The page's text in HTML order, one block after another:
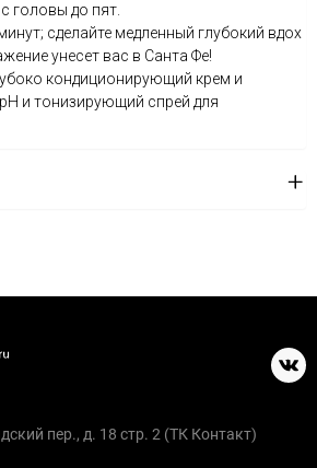
головы до пят.
сделайте медленный глубокий вдох
унесет вас в Санта Фе!
кондиционирующий крем и
и тонизирующий спрей для
пер., д. 18 стр. 2 (ТК Контакт)